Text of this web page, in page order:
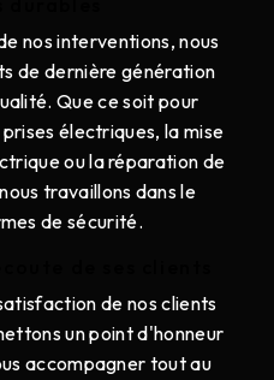
nos interventions, nous
de dernière génération
Que ce soit pour
électriques, la mise
ou la réparation de
travaillons dans le
de sécurité.
de nos clients
un point d'honneur
accompagner tout au